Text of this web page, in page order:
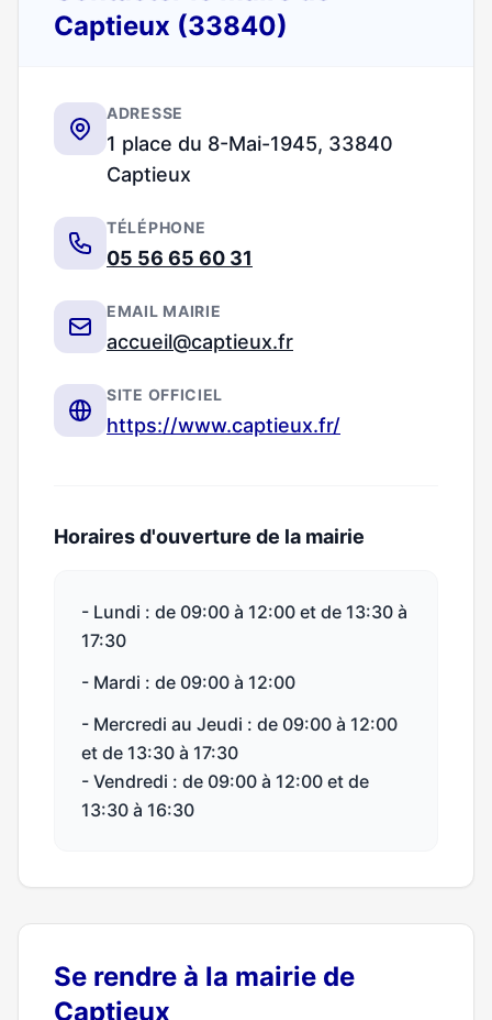
Captieux (33840)
ADRESSE
1 place du 8-Mai-1945, 33840
Captieux
TÉLÉPHONE
05 56 65 60 31
EMAIL MAIRIE
accueil@captieux.fr
SITE OFFICIEL
https://www.captieux.fr/
Horaires d'ouverture de la mairie
- Lundi : de 09:00 à 12:00 et de 13:30 à
17:30
- Mardi : de 09:00 à 12:00
- Mercredi au Jeudi : de 09:00 à 12:00
et de 13:30 à 17:30
- Vendredi : de 09:00 à 12:00 et de
13:30 à 16:30
Se rendre à la mairie de
Captieux